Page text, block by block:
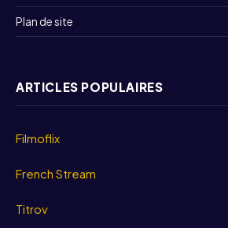
Plan de site
ARTICLES POPULAIRES
Filmoflix
French Stream
Titrov